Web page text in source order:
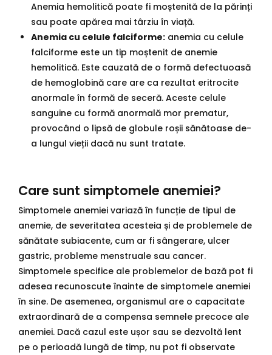
Anemia hemolitică poate fi moștenită de la părinți
sau poate apărea mai târziu în viață.
Anemia cu celule falciforme: anemia cu celule
falciforme este un tip moștenit de anemie
hemolitică. Este cauzată de o formă defectuoasă
de hemoglobină care are ca rezultat eritrocite
anormale în formă de seceră. Aceste celule
sanguine cu formă anormală mor prematur,
provocând o lipsă de globule roșii sănătoase de-
a lungul vieții dacă nu sunt tratate.
Care sunt simptomele anemiei?
Simptomele anemiei variază în funcție de tipul de
anemie, de severitatea acesteia și de problemele de
sănătate subiacente, cum ar fi sângerare, ulcer
gastric, probleme menstruale sau cancer.
Simptomele specifice ale problemelor de bază pot fi
adesea recunoscute înainte de simptomele anemiei
în sine. De asemenea, organismul are o capacitate
extraordinară de a compensa semnele precoce ale
anemiei. Dacă cazul este ușor sau se dezvoltă lent
pe o perioadă lungă de timp, nu pot fi observate